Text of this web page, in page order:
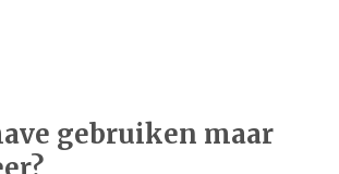
gebruiken maar